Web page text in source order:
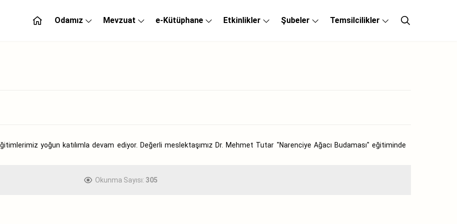
Odamız Mevzuat e-Kütüphane Etkinlikler Şubeler Temsilcilikler
yoğun katılımla devam ediyor. Değerli meslektaşımız Dr. Mehmet Tutar "Narenciye Ağacı Budaması" eğitiminde
Okunma Sayısı: 305